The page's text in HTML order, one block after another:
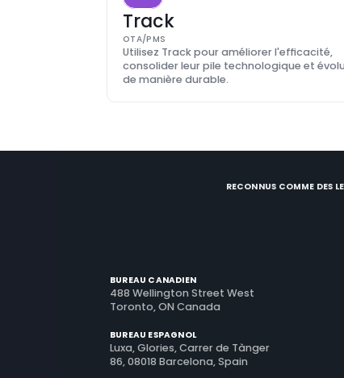
Track
OTA/PMS
Utilisez Track pour améliorer l'efficacité,
consolider leur pile technologique et
de manière durable.
RECONNUS COMME DES
BUREAU CANADIEN
488 Wellington Street West
Toronto, ON Canada
BUREAU ESPAGNOL
Luxa, Glories, Carrer de Tànger
86, 08018 Barcelona, Spain